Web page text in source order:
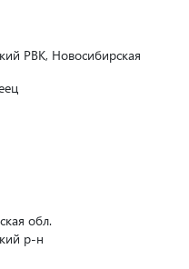
РВК, Новосибирская
обл.
р-н